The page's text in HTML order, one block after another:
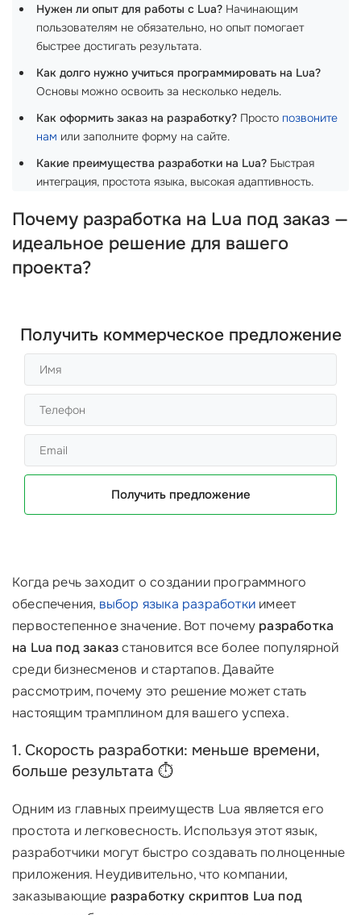
Нужен ли опыт для работы с Lua? Начинающим
пользователям не обязательно, но опыт помогает
быстрее достигать результата.
Как долго нужно учиться программировать на Lua?
Основы можно освоить за несколько недель.
Как оформить заказ на разработку? Просто позвоните
нам или заполните форму на сайте.
Какие преимущества разработки на Lua? Быстрая
интеграция, простота языка, высокая адаптивность.
Почему разработка на Lua под заказ —
идеальное решение для вашего
проекта?
Получить коммерческое предложение
Получить предложение
Когда речь заходит о создании программного
обеспечения, выбор языка разработки имеет
первостепенное значение. Вот почему разработка
на Lua под заказстановится все более популярной
среди бизнесменов и стартапов. Давайте
рассмотрим, почему это решение может стать
настоящим трамплином для вашего успеха.
1. Скорость разработки: меньше времени,
больше результата ⏱️
Одним из главных преимуществ Lua является его
простота и легковесность. Используя этот язык,
разработчики могут быстро создавать полноценные
приложения. Неудивительно, что компании,
заказывающие разработку скриптов Lua под